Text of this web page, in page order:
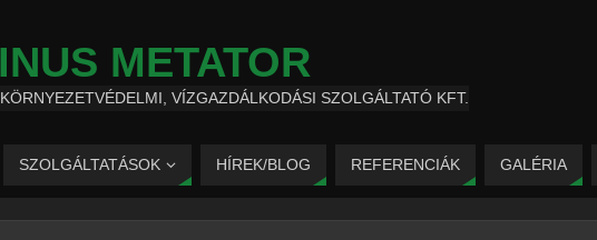
METATOR
VÍZGAZDÁLKODÁSI SZOLGÁLTATÓ KFT.
SZOLGÁLTATÁSOK HÍREK/BLOG REFERENCIÁK GALÉRIA